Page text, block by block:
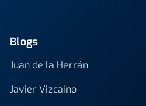
Blogs
Juan de la Herrán
Javier Vizcaino